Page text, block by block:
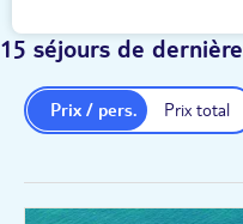
15 séjours de
Prix total
Prix / pers.